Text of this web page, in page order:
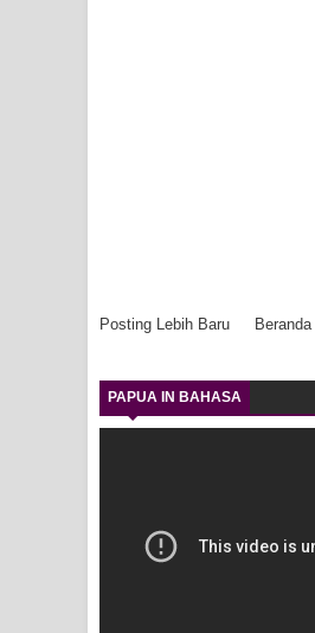
Posting Lebih Baru Beranda
PAPUA IN BAHASA